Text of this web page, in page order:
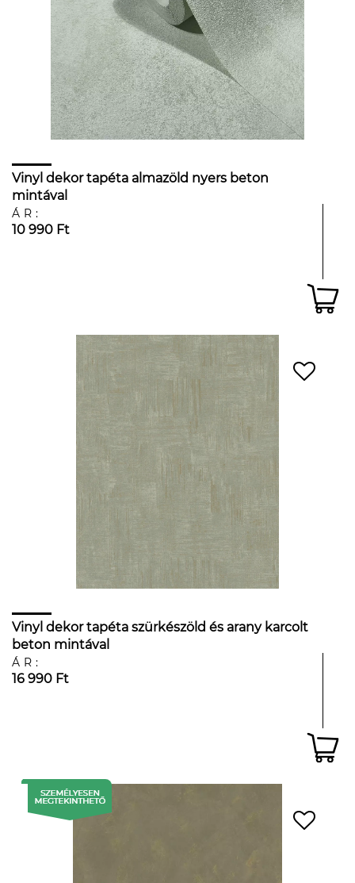
Vinyl dekor tapéta almazöld nyers beton
mintával
ÁR:
10 990 Ft
Vinyl dekor tapéta szürkészöld és arany karcolt
beton mintával
ÁR:
16 990 Ft